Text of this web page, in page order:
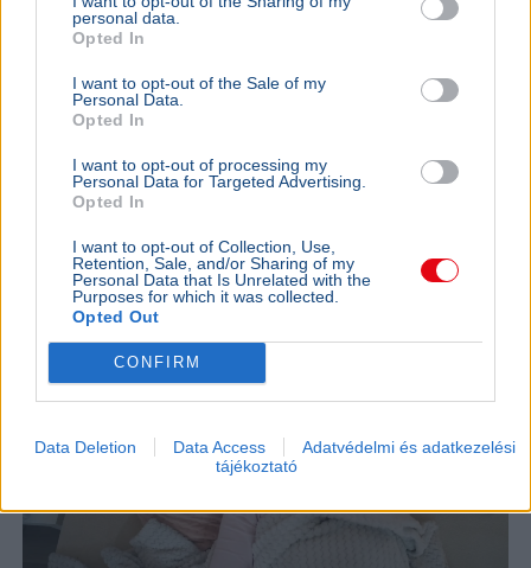
personal data.
Opted In
I want to opt-out of the Sale of my
Personal Data.
Opted In
I want to opt-out of processing my
Personal Data for Targeted Advertising.
Opted In
I want to opt-out of Collection, Use,
Retention, Sale, and/or Sharing of my
Personal Data that Is Unrelated with the
Purposes for which it was collected.
Opted Out
CONFIRM
Data Deletion Data Access
Adatvédelmi és adatkezelési
tájékoztató
Oroszi Beatrix országos tisztifőorvos figyelmeztet, hogy
daganatkezelésben való alkalmazása veszélyes és
tudományosan megalapozatlan.
ÉLETMÓD 2026. július 15.
Fejfájás és fáradtság: szakértők szerint az